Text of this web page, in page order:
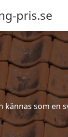
pris.se
kännas som en